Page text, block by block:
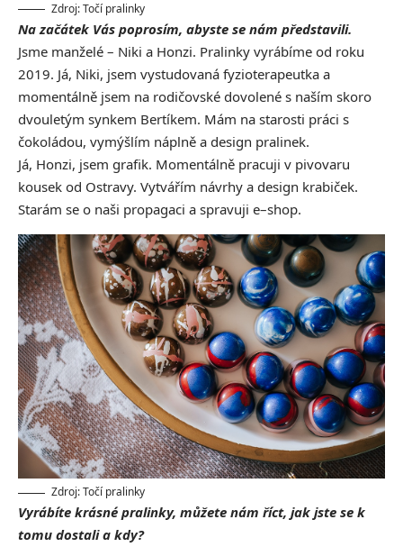
Zdroj: Točí pralinky
Na začátek Vás poprosím, abyste se nám představili.
Jsme manželé – Niki a Honzi. Pralinky vyrábíme od roku
2019. Já, Niki, jsem vystudovaná fyzioterapeutka a
momentálně jsem na rodičovské dovolené s naším skoro
dvouletým synkem Bertíkem. Mám na starosti práci s
čokoládou, vymýšlím náplně a design pralinek.
Já, Honzi, jsem grafik. Momentálně pracuji v pivovaru
kousek od Ostravy. Vytvářím návrhy a design krabiček.
Starám se o naši propagaci a spravuji e–shop.
Zdroj: Točí pralinky
Vyrábíte krásné pralinky, můžete nám říct, jak jste se k
tomu dostali a kdy?